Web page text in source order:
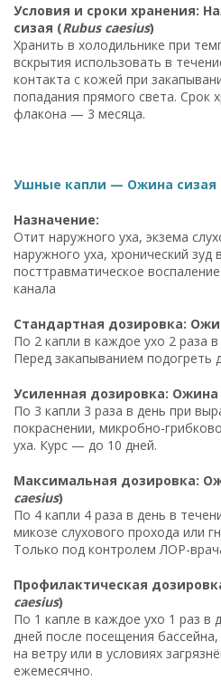
Условия и сроки хранения:
сизая (Rubus caesius)
Хранить в холодильнике при
вскрытия использовать в
контакта с кожей при
попадания прямого света. Срок
флакона — 3 месяца.
Ушные капли — Ожина сизая
Назначение:
Отит наружного уха, экзема
наружного уха, хронический
посттравматическое
канала
Стандартная дозировка:
По 2 капли в каждое ухо 2 раза
Перед закапыванием подогреть
Усиленная дозировка: Ожина
По 3 капли 3 раза в день при
покраснении, микробно-
уха. Курс — до 10 дней.
Максимальная дозировка:
caesius)
По 4 капли 4 раза в день в
микозе слухового прохода или
Только под контролем ЛОР-
Профилактическая
caesius)
По 1 капле в каждое ухо 1 раз в
дней после посещения
на ветру или в условиях
ежемесячно.